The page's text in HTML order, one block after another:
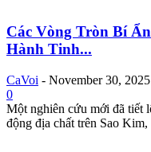
Các Vòng Tròn Bí
Hành Tinh...
CaVoi - November 30, 2025
0
Một nghiên cứu mới đã tiết
động địa chất trên Sao Kim,